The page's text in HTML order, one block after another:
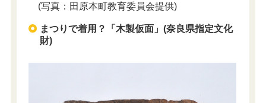
(写真：田原本町教育委員会提供)
まつりで着用？「木製仮面」(奈良県指定文化
財)